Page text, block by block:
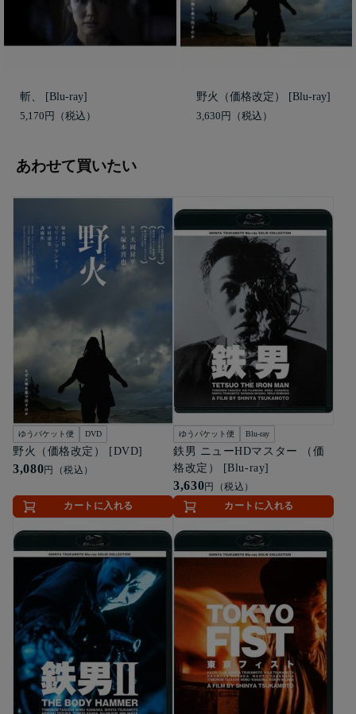
斬、 [Blu-ray]
5,170円
野火（価格改定） [Blu-ray]
3,630円
あわせて買いたい
ゆうパケット便 DVD
野火（価格改定） [DVD]
3,080円（税込）
カートに入れる
ゆうパケット便 Blu-ray
鉄男 ニューHDマスター （価
格改定） [Blu-ray]
3,630円（税込）
カートに入れる